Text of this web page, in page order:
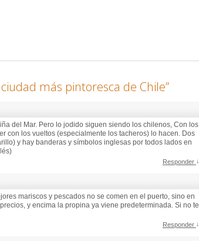
más pintoresca de Chile”
del Mar. Pero lo jodido siguen siendo los chilenos, Con los
con los vueltos (especialmente los tacheros) lo hacen. Dos
y hay banderas y símbolos inglesas por todos lados en
Responder ↓
mariscos y pescados no se comen en el puerto, sino en
y encima la propina ya viene predeterminada. Si no te
Responder ↓